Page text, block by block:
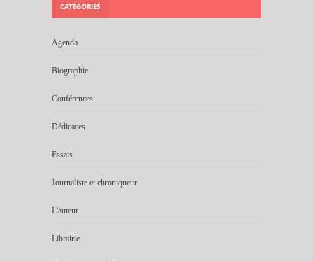
CATÉGORIES
Agenda
Biographie
Conférences
Dédicaces
Essais
Journaliste et chroniqueur
L'auteur
Librairie